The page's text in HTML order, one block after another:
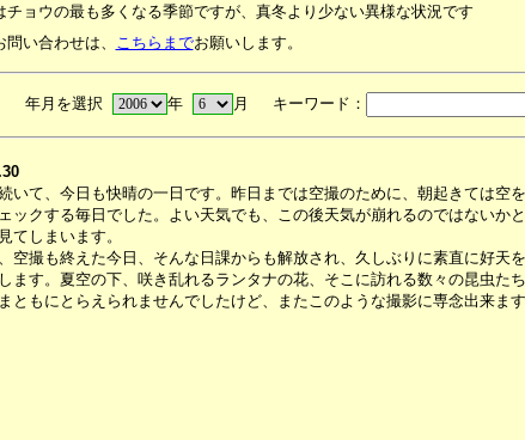
チョウの最も多くなる季節ですが、真冬より少ない異様な状況です
い合わせは、 こちらまでお願いします。
年月を選択 年 月 キーワード：
いて、今日も快晴の一日です。昨日までは空撮のために、朝起きては空
ックする毎日でした。よい天気でも、この後天気が崩れるのではないか
てしまいます。
空撮も終えた今日、そんな日課からも解放され、久しぶりに素直に好天
ます。夏空の下、咲き乱れるランタナの花、そこに訪れる数々の昆虫た
ともにとらえられませんでしたけど、またこのような撮影に専念出来ます